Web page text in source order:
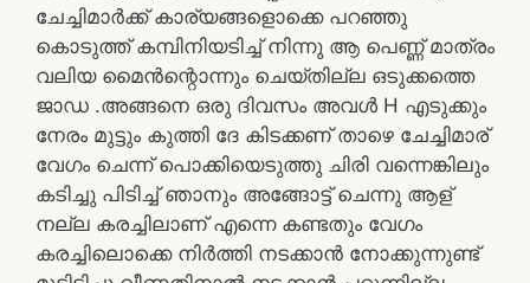
ചേച്ചിമാർക്ക് കാര്യങ്ങളൊക്കെ പറഞ്ഞു
കൊടുത്ത് കമ്പിനിയടിച്ച് നിന്നു ആ പെണ്ണ് മാത്രം
വലിയ മൈൻന്റൊന്നും ചെയ്തില്ല ഒടുക്കത്തെ
ജാഡ .അങ്ങനെ ഒരു ദിവസം അവൾ H എടുക്കും
നേരം മുട്ടും കുത്തി ദേ കിടക്കണ് താഴെ ചേച്ചിമാര്
വേഗം ചെന്ന് പൊക്കിയെടുത്തു ചിരി വന്നെങ്കിലും
കടിച്ചു പിടിച്ച് ഞാനും അങ്ങോട്ട് ചെന്നു ആള്
നല്ല കരച്ചിലാണ് എന്നെ കണ്ടതും വേഗം
കരച്ചിലൊക്കെ നിർത്തി നടക്കാൻ നോക്കുന്നുണ്ട്